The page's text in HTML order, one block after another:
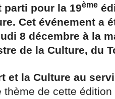
parti pour la 19ème
Cet événement a
8 décembre à la
de la Culture, du
et la Culture au
thème de cette